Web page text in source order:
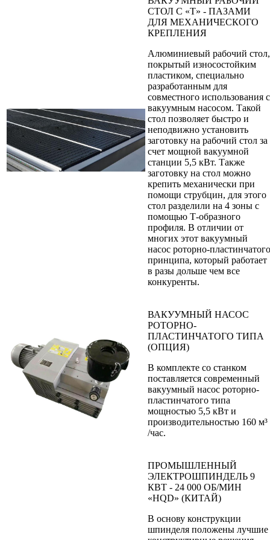
СТОЛ С «Т» - ПАЗАМИ
ДЛЯ МЕХАНИЧЕСКОГО
КРЕПЛЕНИЯ
Алюминиевый рабочий стол,
покрытый износостойким
пластиком, специально
разработанным для
совместного использования с
вакуумным насосом. Такой
стол позволяет быстро и
неподвижно установить
заготовку на рабочий стол за
счет мощной вакуумной
станции 5,5 кВт. Также
заготовку на стол можно
крепить механически при
помощи струбцин, для этого
стол разделили на 4 зоны с
помощью Т-образного
профиля. В отличии от
многих этот вакуумный
насос роторно-пластинчатого
принципа, который работает
в разы дольше чем все
конкуренты.
ВАКУУМНЫЙ НАСОС
РОТОРНО-
ПЛАСТИНЧАТОГО ТИПА
(ОПЦИЯ)
В комплекте со станком
поставляется современный
вакуумный насос роторно-
пластинчатого типа
мощностью 5,5 кВт и
производительностью 160 м³
/час.
ПРОМЫШЛЕННЫЙ
ЭЛЕКТРОШПИНДЕЛЬ 9
КВТ - 24 000 ОБ/МИН
«HQD» (КИТАЙ)
В основу конструкции
шпинделя положены лучшие